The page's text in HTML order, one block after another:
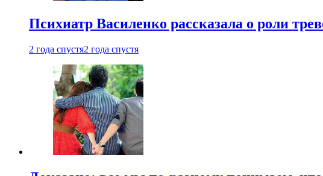
Психиатр Василенко рассказала о роли
2 года спустя2 года спустя